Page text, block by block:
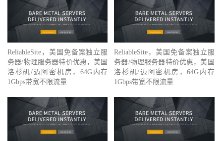
ReliableSite，美国免备案独立服
务器/物理服务器特价优惠，美国
洛杉矶/迈阿密机房，64G内存
1Gbps带宽不限流量
ReliableSite，美国免备案独立服
务器/物理服务器特价优惠，美国
洛杉矶/迈阿密机房，64G内存
1Gbps带宽不限流量